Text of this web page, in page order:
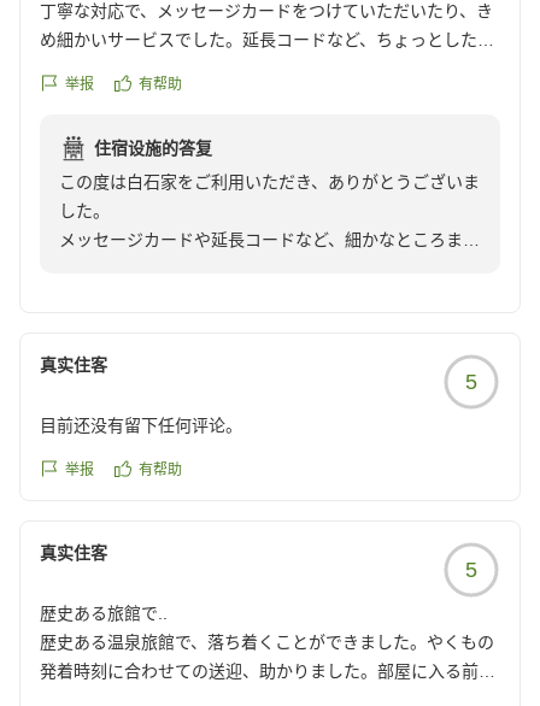
丁寧な対応で、メッセージカードをつけていただいたり、き
め細かいサービスでした。延長コードなど、ちょっとした工
クチコミの詳細はこちらから
reviewId=33123478529429
举报 有帮助
住宿设施的答复
この度は白石家をご利用いただき、ありがとうございま
した。
メッセージカードや延長コードなど、細かなところまで
これからも気持ちよくお過ごしいただける宿であります
この度は誠にありがとうございました。
真实住客
5
目前还没有留下任何评论。
举报 有帮助
真实住客
5
歴史ある旅館で..
歴史ある温泉旅館で、落ち着くことができました。やくもの
発着時刻に合わせての送迎、助かりました。部屋に入る前に